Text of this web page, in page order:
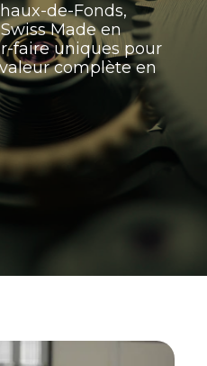
de-Fonds,
Made en
faire uniques pour
complète en